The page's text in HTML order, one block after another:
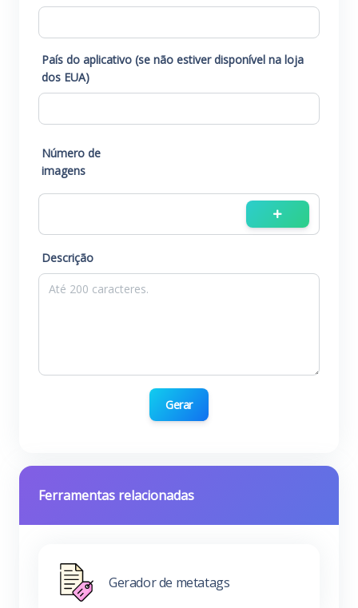
País do aplicativo (se não estiver disponível na loja
dos EUA)
Número de
imagens
Descrição
Gerar
Ferramentas relacionadas
Gerador de metatags